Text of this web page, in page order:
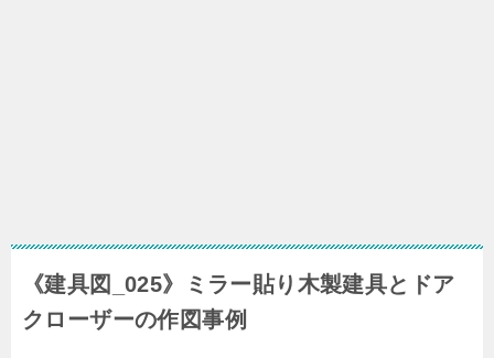
《建具図_025》ミラー貼り木製建具とドア
クローザーの作図事例